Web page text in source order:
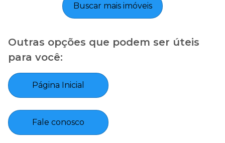
Buscar mais imóveis
Outras opções que podem ser úteis
para você:
Página Inicial
Fale conosco